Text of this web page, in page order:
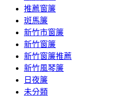
推薦窗簾
斑馬簾
新竹市窗簾
新竹窗簾
新竹窗簾推薦
新竹風琴簾
日夜簾
未分類